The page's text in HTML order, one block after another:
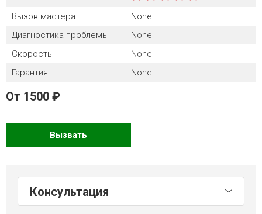
Вызов мастера
None
Диагностика проблемы
None
Скорость
None
Гарантия
None
От 1500
Вызвать
Консультация